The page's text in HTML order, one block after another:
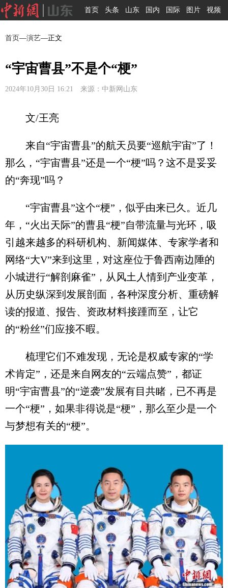
首页 头条 山东 国内 国际 图片 视频
首页—演艺—正文
“宇宙曹县”不是个“梗”
2024年10月30日 16:21 来源：中新网山东
文/王亮
来自“宇宙曹县”的航天员要“巡航宇宙”了！
那么，“宇宙曹县”还是一个“梗”吗？这不是妥妥
的“奔现”吗？
“宇宙曹县”这个“梗”，似乎由来已久。近几
年，“火出天际”的曹县“梗”自带流量与光环，吸
引越来越多的科研机构、新闻媒体、专家学者和
网络“大V”来到这里，对这座位于鲁西南边陲的
小城进行“解剖麻雀”，从风土人情到产业变革，
从历史纵深到发展剖面，各种深度分析、重磅解
读的报道、报告、资政材料接踵而至，让它
的“粉丝”们应接不暇。
梳理它们不难发现，无论是权威专家的“学
术肯定”，还是来自网友的“云端点赞”，都证
明“宇宙曹县”的“逆袭”发展有目共睹，已不再是
一个“梗”，如果非得说是“梗”，那么至少是一个
与梦想有关的“梗”。